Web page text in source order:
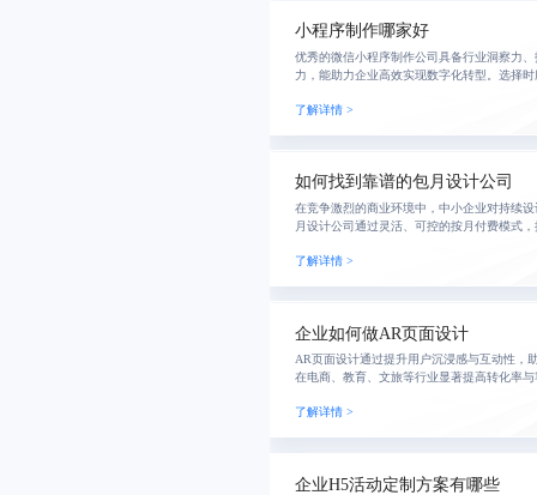
小程序制作哪家好
优秀的微信小程序制作公司具备行业洞察力
力，能助力企业高效实现数字化转型。选择
了解详情 >
如何找到靠谱的包月设计公司
在竞争激烈的商业环境中，中小企业对持续
月设计公司通过灵活、可控的按月付费模式
了解详情 >
企业如何做AR页面设计
AR页面设计通过提升用户沉浸感与互动性，
在电商、教育、文旅等行业显著提高转化率
性能AR
了解详情 >
企业H5活动定制方案有哪些